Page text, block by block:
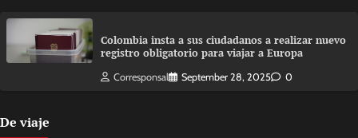
Colombia insta a sus ciudadanos a realizar nuevo
registro obligatorio para viajar a Europa
Corresponsal September 28, 2025 0
De viaje